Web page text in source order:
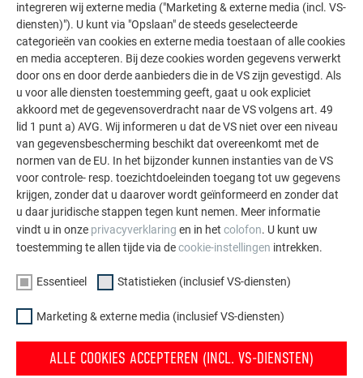
OPMERKING
Elk profiel is onderworpen aan een duidelijke en
ondubbelzinnige definitie van de vaste punten en
integreren wij externe media ("Marketing & externe media (incl. VS-
diensten)"). U kunt via "Opslaan" de steeds geselecteerde
categorieën van cookies en externe media toestaan of alle cookies
en media accepteren. Bij deze cookies worden gegevens verwerkt
door ons en door derde aanbieders die in de VS zijn gevestigd. Als
u voor alle diensten toestemming geeft, gaat u ook expliciet
akkoord met de gegevensoverdracht naar de VS volgens art. 49
lid 1 punt a) AVG. Wij informeren u dat de VS niet over een niveau
van gegevensbescherming beschikt dat overeenkomt met de
normen van de EU. In het bijzonder kunnen instanties van de VS
voor controle- resp. toezichtdoeleinden toegang tot uw gegevens
krijgen, zonder dat u daarover wordt geïnformeerd en zonder dat
u daar juridische stappen tegen kunt nemen. Meer informatie
vindt u in onze privacyverklaring en in het colofon. U kunt uw
toestemming te allen tijde via decookie-instellingen intrekken.
Essentieel Statistieken (inclusief VS-diensten)
Marketing & externe media (inclusief VS-diensten)
ALLE COOKIES ACCEPTEREN (INCL. VS-DIENSTEN)